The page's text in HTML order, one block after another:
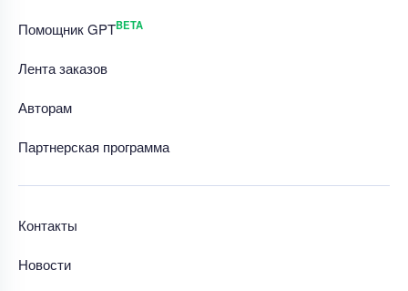
Помощник GPTBETA
Лента заказов
Авторам
Партнерская программа
Контакты
Новости